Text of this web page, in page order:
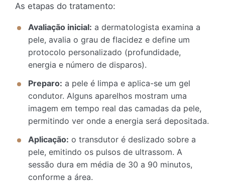
As etapas do tratamento:
Avaliação inicial: a dermatologista examina a
pele, avalia o grau de flacidez e define um
protocolo personalizado (profundidade,
energia e número de disparos).
Preparo: a pele é limpa e aplica-se um gel
condutor. Alguns aparelhos mostram uma
imagem em tempo real das camadas da pele,
permitindo ver onde a energia será depositada.
Aplicação: o transdutor é deslizado sobre a
pele, emitindo os pulsos de ultrassom. A
sessão dura em média de 30 a 90 minutos,
conforme a área.